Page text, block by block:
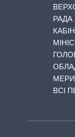
РАДА
МЕРИ
ВСІ